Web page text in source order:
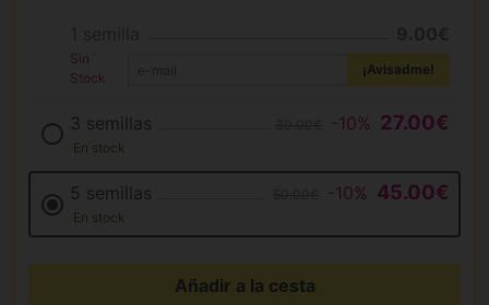
Sin
Stock
¡Avisadme!
3 semillas -10% 27.00€
En stock
5 semillas -10% 45.00€
En stock
Añadir a la cesta